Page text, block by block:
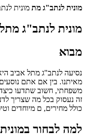
מונית לנתב"ג מת מונית
מונית לנתב"ג
מבוא
נסיעה לנתב"ג מתל אביב
מאיתנו. בין אם אתם
משפחתי, חשוב שתדעו
זה נעסוק בכל מה שצריך
כולל מחירים, ם מיוחדים
למה לבחור